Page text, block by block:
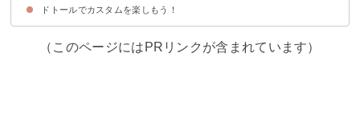
①宇治抹茶ラテフロート(653円)
②ココアフロート(603円)
③ケチャップ入りジャーマンドック(280円)
ドトールでカスタムを楽しもう！
（このページにはPRリンクが含まれています）